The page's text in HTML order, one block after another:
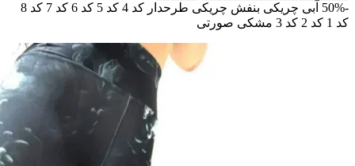
-50% آبی چریکی بنفش چریکی طرحدار کد 4 کد 5 کد 6 کد 7
کد 8
کد 1
کد 2 کد 3 مشکی صورتی